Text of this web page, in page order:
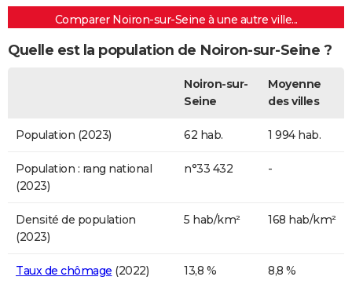
Comparer Noiron-sur-Seine à une autre ville...
Quelle est la population de Noiron-sur-Seine ?
Noiron-sur-
Seine
Moyenne
des villes
Population (2023) 62 hab. 1 994 hab.
Population : rang national
(2023)
n°33 432 -
Densité de population
(2023)
5 hab/km² 168 hab/km²
Taux de chômage (2022) 13,8 % 8,8 %